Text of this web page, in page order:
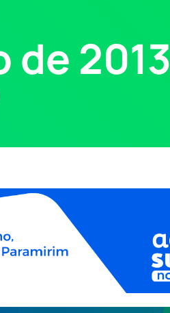
de 2013